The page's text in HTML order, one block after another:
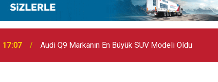
17:07 Audi Q9 Markanın En Büyük SUV Modeli Oldu